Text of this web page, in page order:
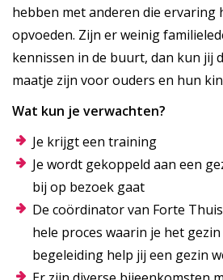
hebben met anderen die ervaring
opvoeden. Zijn er weinig
kennissen in de buurt, dan kun jij
maatje zijn voor ouders en hun
Wat kun je verwachten?
Je krijgt een training
Je wordt gekoppeld aan een
bij op bezoek gaat
De coördinator van Forte
hele proces waarin je het
begeleiding help jij een gezin